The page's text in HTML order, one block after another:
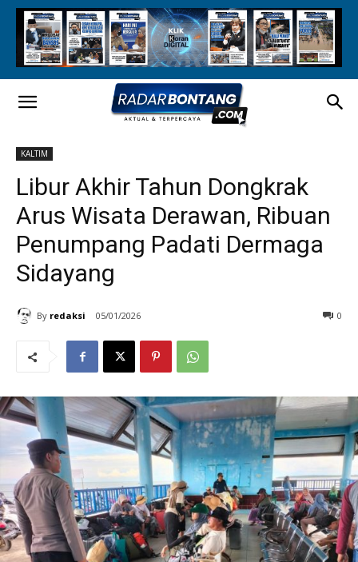
KALTIM
Libur Akhir Tahun Dongkrak
Arus Wisata Derawan, Ribuan
Penumpang Padati Dermaga
Sidayang
By redaksi 05/01/2026 0